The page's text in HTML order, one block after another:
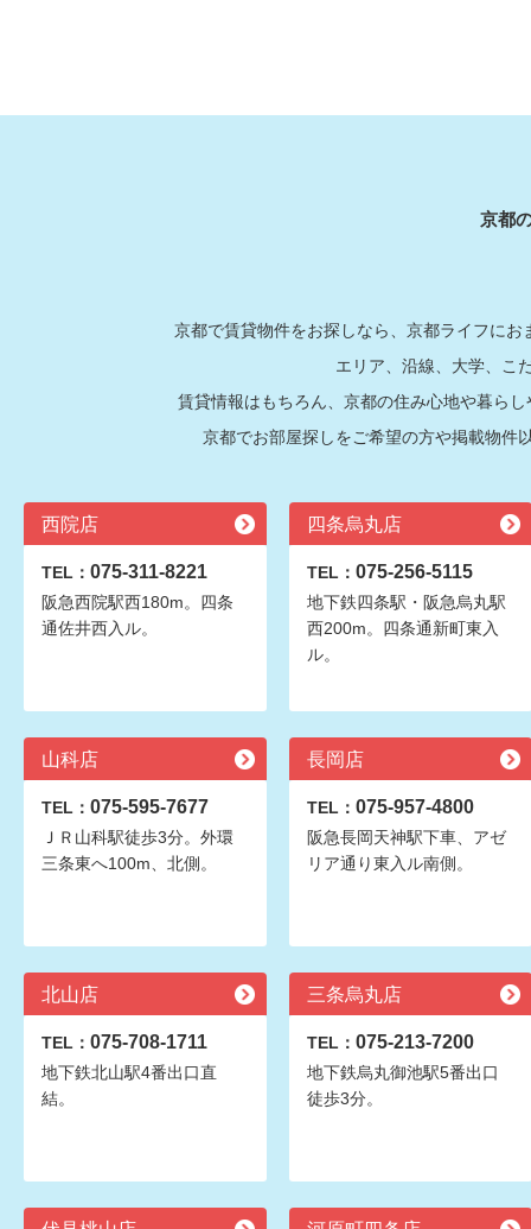
京都
京都で賃貸物件をお探しなら、京都ライフに
エリア、沿線、大学、こ
賃貸情報はもちろん、京都の住み心地や暮ら
京都でお部屋探しをご希望の方や掲載物件
西院店
TEL： 075-311-8221
阪急西院駅西180m。四条
通佐井西入ル。
四条烏丸店
TEL： 075-256-5115
地下鉄四条駅・阪急烏丸駅
西200m。四条通新町東入
ル。
山科店
TEL： 075-595-7677
ＪＲ山科駅徒歩3分。外環
三条東へ100m、北側。
長岡店
TEL： 075-957-4800
阪急長岡天神駅下車、アゼ
リア通り東入ル南側。
北山店
TEL： 075-708-1711
地下鉄北山駅4番出口直
結。
三条烏丸店
TEL： 075-213-7200
地下鉄烏丸御池駅5番出口
徒歩3分。